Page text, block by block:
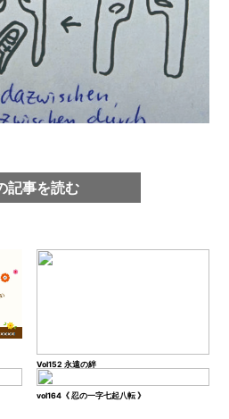
記事を読む
Vol152 永遠の絆
vol164《 忍の一字七起八転 》